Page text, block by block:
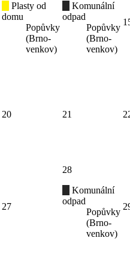
Plasty od
domu
Popůvky
(Brno-
venkov)
Komunální
odpad
Popůvky
(Brno-
venkov)
20 21
27
28
Komunální
odpad
Popůvky
(Brno-
venkov)